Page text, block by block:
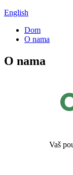
English
Dom
O nama
O nama
Vaš